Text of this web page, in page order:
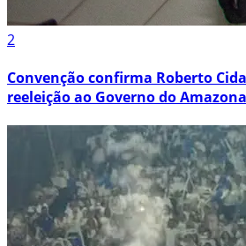
2
Convenção confirma Roberto
reeleição ao Governo do